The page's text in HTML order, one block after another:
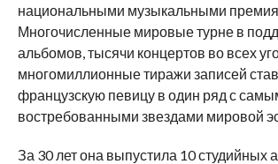
национальными музыкальными
Многочисленные мировые турне в
альбомов, тысячи концертов во всех
многомиллионные тиражи записей
французскую певицу в один ряд с
востребованными звездами мировой
За 30 лет она выпустила 10 студийных